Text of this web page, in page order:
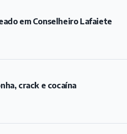
em Conselheiro Lafaiete
crack e cocaína